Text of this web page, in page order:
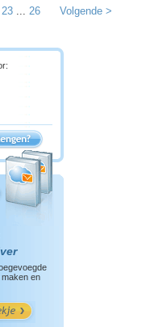
23 ... 26 Volgende >
en